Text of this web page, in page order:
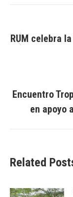
RUM celebra
Encuentro
en apoyo
Related